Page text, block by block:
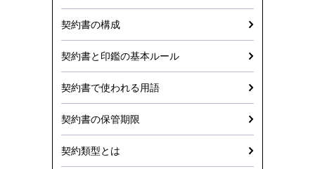
契約書の構成
契約書と印鑑の基本ルール
契約書で使われる用語
契約書の保管期限
契約類型とは